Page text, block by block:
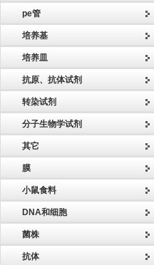
pe管
培养基
培养皿
抗原、抗体试剂
转染试剂
分子生物学试剂
其它
膜
小鼠食料
DNA和细胞
菌株
抗体